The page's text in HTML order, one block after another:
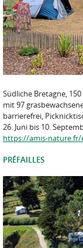
Südliche Bretagne,
mit 97
barrierefrei,
26. Juni bis 10.
https://amis-
PRÉFAILLES